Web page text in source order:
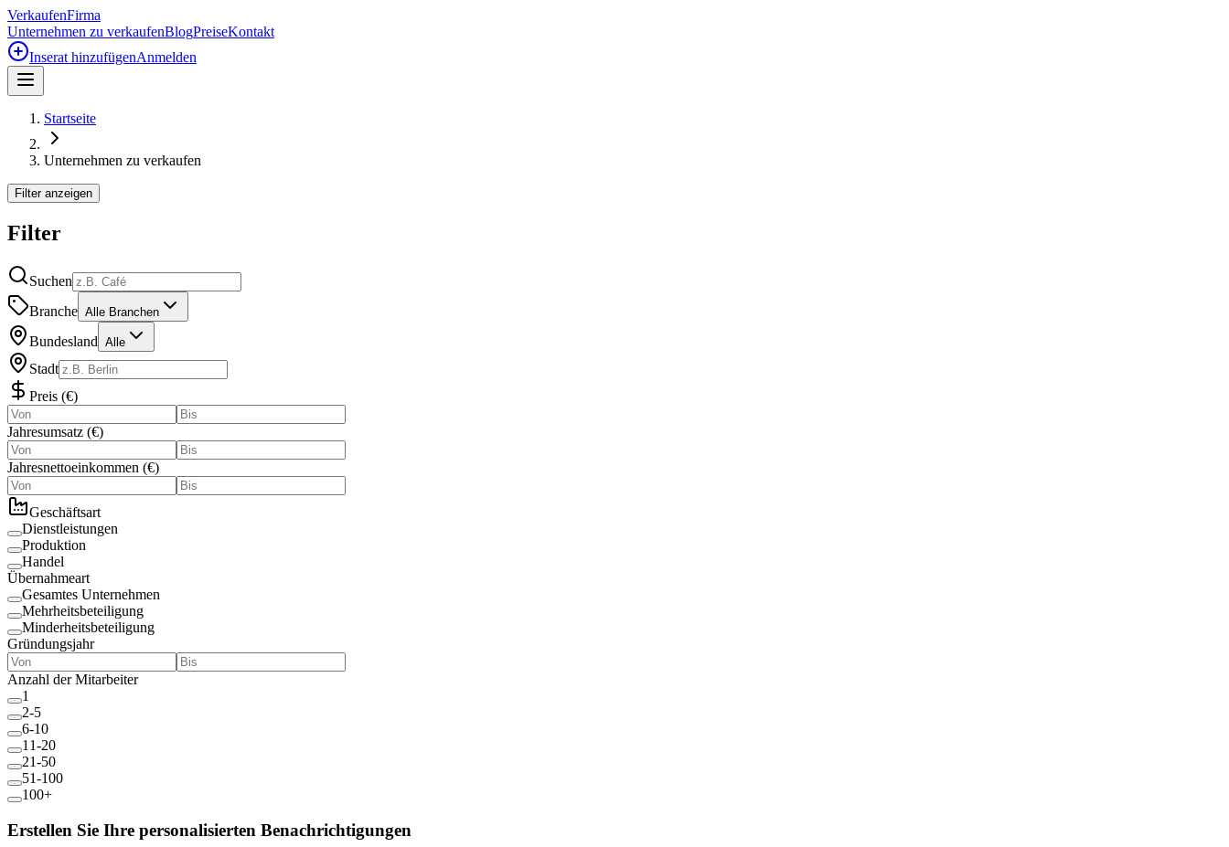
VerkaufenFirma
Unternehmen zu verkaufenBlogPreiseKontakt
Inserat hinzufügenAnmelden
Startseite
Unternehmen zu verkaufen
Filter anzeigen
Filter
Suchen
Branche Alle Branchen
Bundesland Alle
Stadt
Preis (€)
Jahresumsatz (€)
Jahresnettoeinkommen (€)
Geschäftsart
Dienstleistungen
Produktion
Handel
Übernahmeart
Gesamtes Unternehmen
Mehrheitsbeteiligung
Minderheitsbeteiligung
Gründungsjahr
Anzahl der Mitarbeiter
1
2-5
6-10
11-20
21-50
51-100
100+
Erstellen Sie Ihre personalisierten Benachrichtigungen